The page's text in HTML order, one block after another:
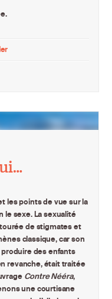
les points de vue sur la
le sexe. La sexualité
de stigmates et
classique, car son
des enfants
revanche, était traitée
Contre Nééra,
une courtisane